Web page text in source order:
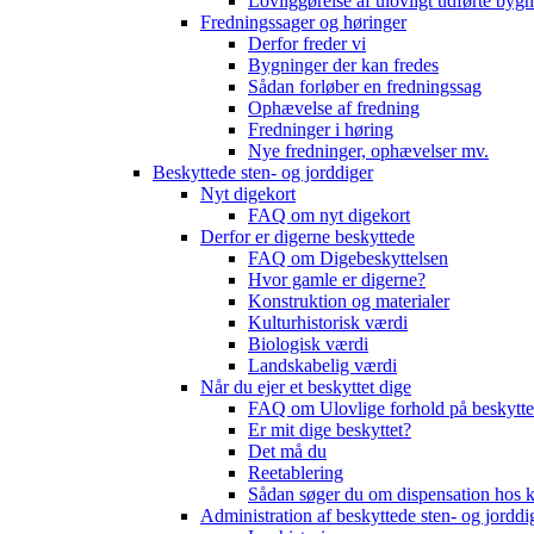
Fredningssager og høringer
Derfor freder vi
Bygninger der kan fredes
Sådan forløber en fredningssag
Ophævelse af fredning
Fredninger i høring
Nye fredninger, ophævelser mv.
Beskyttede sten- og jorddiger
Nyt digekort
FAQ om nyt digekort
Derfor er digerne beskyttede
FAQ om Digebeskyttelsen
Hvor gamle er digerne?
Konstruktion og materialer
Kulturhistorisk værdi
Biologisk værdi
Landskabelig værdi
Når du ejer et beskyttet dige
FAQ om Ulovlige forhold på
Er mit dige beskyttet?
Det må du
Reetablering
Sådan søger du om dispensation hos
Administration af beskyttede sten- og